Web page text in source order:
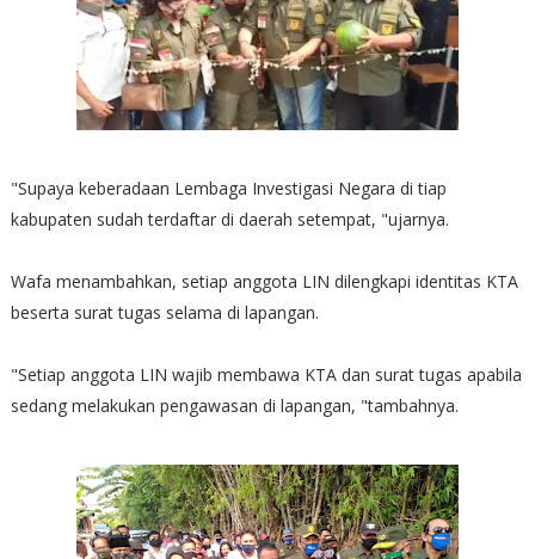
"Supaya keberadaan Lembaga Investigasi Negara di tiap
kabupaten sudah terdaftar di daerah setempat, "ujarnya.
Wafa menambahkan, setiap anggota LIN dilengkapi identitas KTA
beserta surat tugas selama di lapangan.
"Setiap anggota LIN wajib membawa KTA dan surat tugas apabila
sedang melakukan pengawasan di lapangan, "tambahnya.